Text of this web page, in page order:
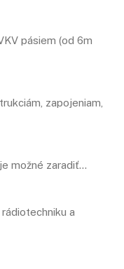
pásiem (od 6m
zapojeniam,
možné zaradiť…
rádiotechniku a